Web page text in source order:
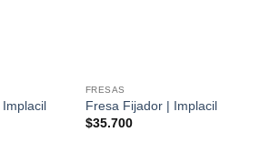
FRESAS
Fresa Fijador | Implacil
$35.700